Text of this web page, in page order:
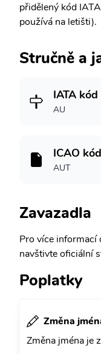
přidělený kód
používá na letišti).
Stručně a
IATA kód
AU
ICAO kód
AUT
Zavazadla
Pro více informací
navštivte oficiální
Poplatky
Změna
Změna jména je